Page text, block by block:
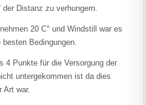
Distanz zu verhungern.
20 C° und Windstill war es
Bedingungen.
4 Punkte für die Versorgung der
untergekommen ist da dies
Art war.